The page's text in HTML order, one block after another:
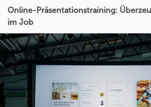
Online-Präsentationstraining:
im Job